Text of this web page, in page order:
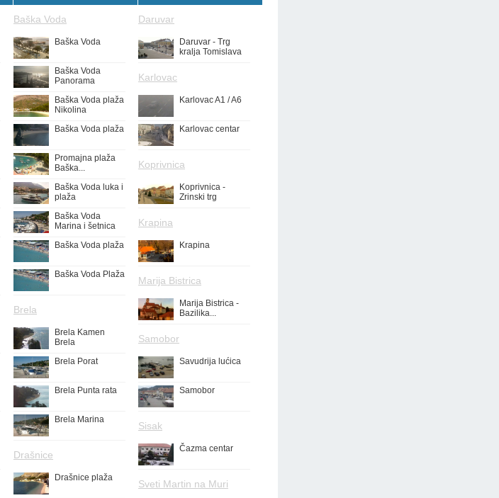
Baška Voda
Baška Voda
Baška Voda
Panorama
Baška Voda plaža
Nikolina
Baška Voda plaža
Promajna plaža
Baška...
Baška Voda luka i
plaža
Baška Voda
Marina i šetnica
Baška Voda plaža
Baška Voda Plaža
Brela
Brela Kamen
Brela
Brela Porat
Brela Punta rata
Brela Marina
Drašnice
Drašnice plaža
Daruvar
Daruvar - Trg
kralja Tomislava
Karlovac
Karlovac A1 / A6
Karlovac centar
Koprivnica
Koprivnica -
Zrinski trg
Krapina
Krapina
Marija Bistrica
Marija Bistrica -
Bazilika...
Samobor
Savudrija lućica
Samobor
Sisak
Čazma centar
Sveti Martin na Muri